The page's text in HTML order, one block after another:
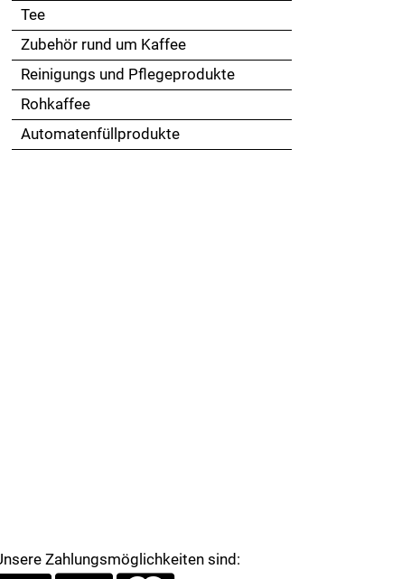
Tee
Zubehör rund um Kaffee
Reinigungs und Pflegeprodukte
Rohkaffee
Automatenfüllprodukte
Zahlungsmöglichkeiten sind: